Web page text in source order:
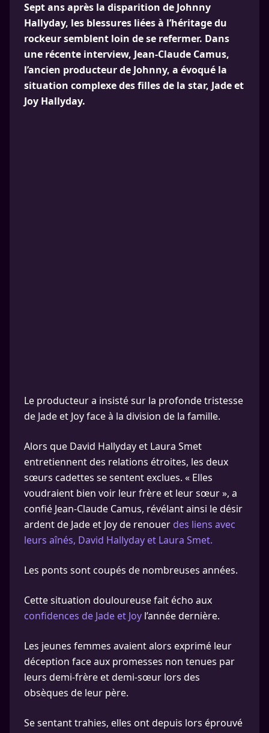
Sept ans après la disparition de Johnny
Hallyday, les blessures liées à l’héritage du
rockeur semblent loin de se refermer. Dans
une récente interview, Jean-Claude Camus,
l’ancien producteur de Johnny, a évoqué la
situation complexe des filles de la star, Jade et
Joy Hallyday.
Le producteur a insisté sur la profonde tristesse
de Jade et Joy face à la division de la famille.
Alors que David Hallyday et Laura Smet
entretiennent des relations étroites, les deux
sœurs cadettes se sentent exclues. « Elles
voudraient bien voir leur frère et leur sœur », a
confié Jean-Claude Camus, révélant ainsi le désir
ardent de Jade et Joy de renouer des liens avec
leurs aînés, David Hallyday et Laura Smet.
Les ponts sont coupés de nombreuses années.
Cette situation douloureuse fait écho aux
confidences de Jade et Joy l’année dernière.
Les jeunes femmes avaient alors exprimé leur
déception face aux promesses non tenues par
leurs demi-frère et demi-sœur lors des
obsèques de leur père.
Se sentant trahies, elles ont depuis lors éprouvé